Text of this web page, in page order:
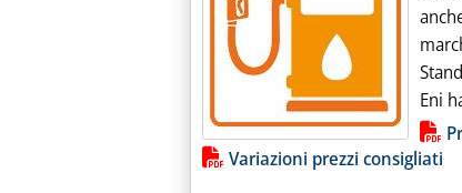
Eni
Lista allegati PDF alla
Variazioni prezzi consigliati